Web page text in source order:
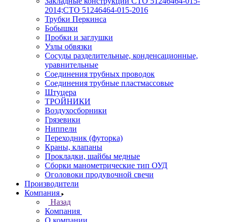
2014;СТО 51246464-015-2016
Трубки Перкинса
Бобышки
Пробки и заглушки
Узлы обвязки
Сосуды разделительные, конденсационные,
уравнительные
Соединения трубных проводок
Соединения трубные пластмассовые
Штуцера
ТРОЙНИКИ
Воздухосборники
Грязевики
Ниппели
Переходник (футорка)
Краны, клапаны
Прокладки, шайбы медные
Сборки манометрические тип ОУД
Оголовоки продувочной свечи
Производители
Компания
Назад
Компания
О компании